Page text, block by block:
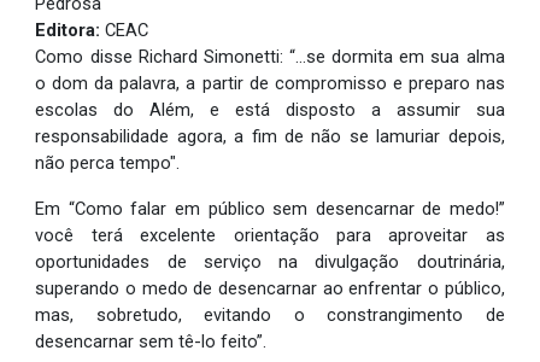
Editora:CEAC
Como disse Richard Simonetti: “…se dormita em sua alma
o dom da palavra, a partir de compromisso e preparo nas
escolas do Além, e está disposto a assumir sua
responsabilidade agora, a fim de não se lamuriar depois,
não perca tempo".
Em “Como falar em público sem desencarnar de medo!”
você terá excelente orientação para aproveitar as
oportunidades de serviço na divulgação doutrinária,
superando o medo de desencarnar ao enfrentar o público,
mas, sobretudo, evitando o constrangimento de
desencarnar sem tê-lo feito”.